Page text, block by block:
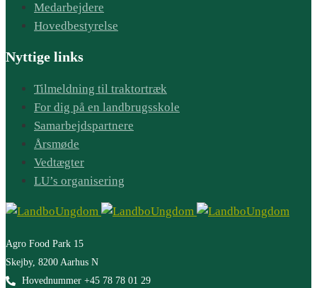
Medarbejdere
Hovedbestyrelse
Nyttige links
Tilmeldning til traktortræk
For dig på en landbrugsskole
Samarbejdspartnere
Årsmøde
Vedtægter
LU’s organisering
Agro Food Park 15
Skejby, 8200 Aarhus N
Hovednummer +45 78 78 01 29